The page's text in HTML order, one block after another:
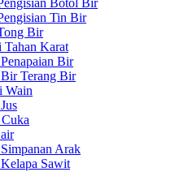
Botol Bir
Tin Bir
Bir
Karat
Bir
Terang Bir
Wain
Arak
Sawit